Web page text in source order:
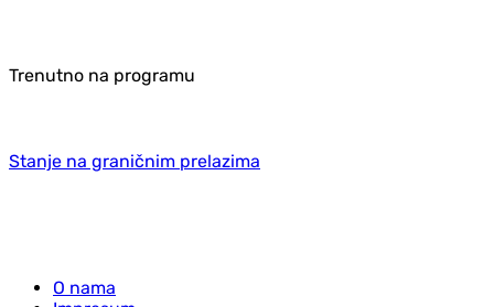
Trenutno na programu
Stanje na graničnim prelazima
O nama